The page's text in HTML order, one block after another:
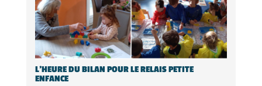
L’HEURE DU BILAN POUR LE RELAIS PETITE
ENFANCE